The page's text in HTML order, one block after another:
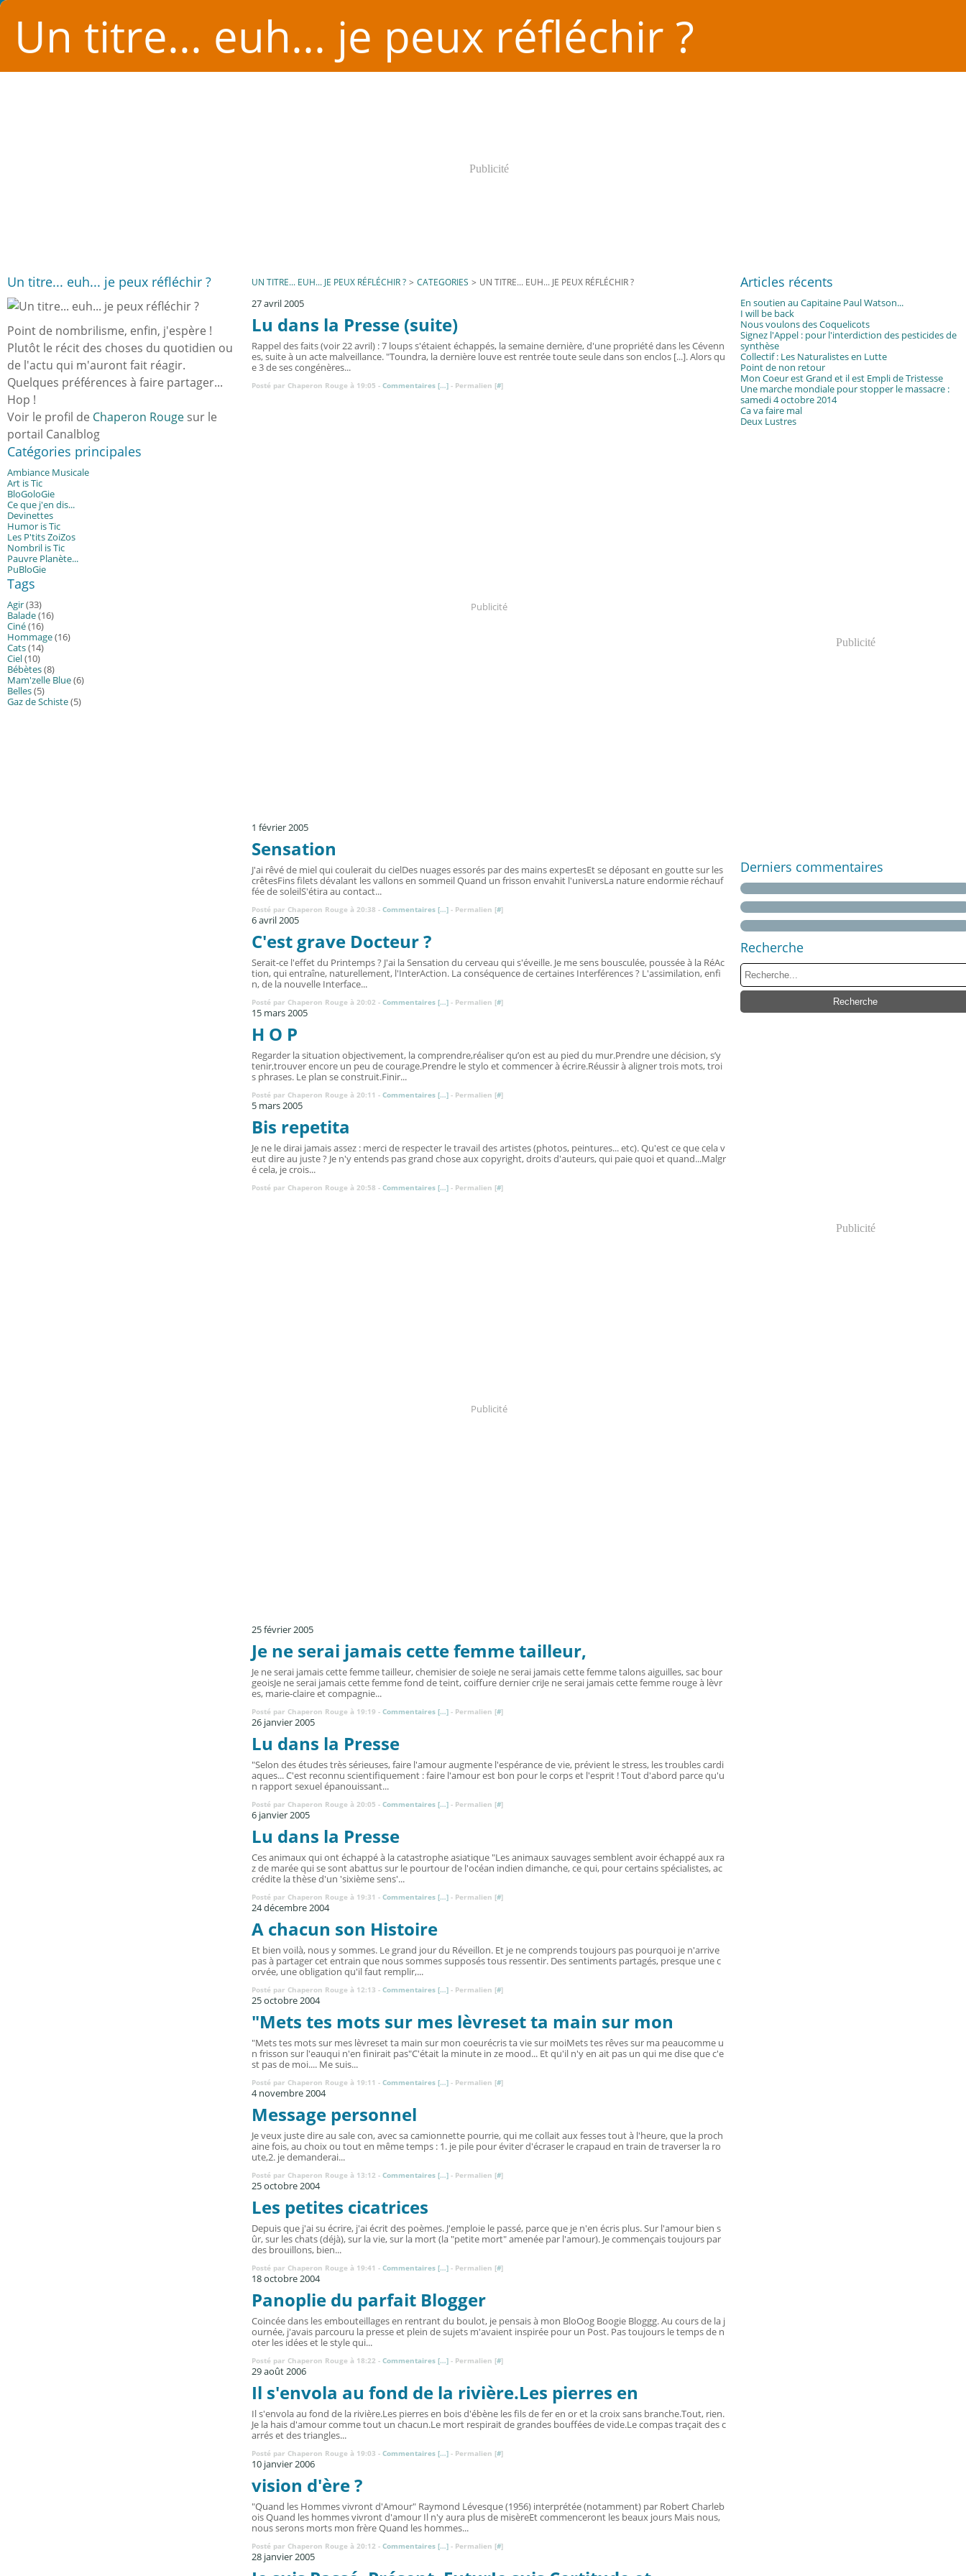
Un titre... euh... je peux réfléchir ?
Publicité
Un titre... euh... je peux réfléchir ?
Point de nombrilisme, enfin, j'espère !
Plutôt le récit des choses du quotidien ou
de l'actu qui m'auront fait réagir.
Quelques préférences à faire partager...
Hop !
Voir le profil de Chaperon Rouge sur le
portail Canalblog
Catégories principales
Ambiance Musicale
Art is Tic
BloGoloGie
Ce que j'en dis...
Devinettes
Humor is Tic
Les P'tits ZoiZos
Nombril is Tic
Pauvre Planète...
PuBloGie
Tags
Agir(33)
Balade(16)
Ciné(16)
Hommage(16)
Cats(14)
Ciel(10)
Bébètes(8)
Mam'zelle Blue(6)
Belles(5)
Gaz de Schiste(5)
UN TITRE... EUH... JE PEUX RÉFLÉCHIR ? > CATEGORIES > UN TITRE... EUH... JE PEUX RÉFLÉCHIR ?
27 avril 2005
Lu dans la Presse (suite)
Rappel des faits (voir 22 avril) : 7 loups s'étaient échappés, la semaine dernière, d'une propriété dans les Cévenn
es, suite à un acte malveillance. "Toundra, la dernière louve est rentrée toute seule dans son enclos [...]. Alors qu
e 3 de ses congénères...
Posté par Chaperon Rouge à 19:05 - Commentaires […] - Permalien [#]
Publicité
1 février 2005
Sensation
J'ai rêvé de miel qui coulerait du cielDes nuages essorés par des mains expertesEt se déposant en goutte sur les
crêtesFins filets dévalant les vallons en sommeil Quand un frisson envahit l'universLa nature endormie réchauf
fée de soleilS'étira au contact...
Posté par Chaperon Rouge à 20:38 - Commentaires […] - Permalien [#]
6 avril 2005
C'est grave Docteur ?
Serait-ce l'effet du Printemps ? J'ai la Sensation du cerveau qui s'éveille. Je me sens bousculée, poussée à la RéAc
tion, qui entraîne, naturellement, l'InterAction. La conséquence de certaines Interférences ? L'assimilation, enfi
n, de la nouvelle Interface...
Posté par Chaperon Rouge à 20:02 - Commentaires […] - Permalien [#]
15 mars 2005
H O P
Regarder la situation objectivement, la comprendre,réaliser qu’on est au pied du mur.Prendre une décision, s’y
tenir,trouver encore un peu de courage.Prendre le stylo et commencer à écrire.Réussir à aligner trois mots, troi
s phrases. Le plan se construit.Finir...
Posté par Chaperon Rouge à 20:11 - Commentaires […] - Permalien [#]
5 mars 2005
Bis repetita
Je ne le dirai jamais assez : merci de respecter le travail des artistes (photos, peintures... etc). Qu'est ce que cela v
eut dire au juste ? Je n'y entends pas grand chose aux copyright, droits d'auteurs, qui paie quoi et quand...Malgr
é cela, je crois...
Posté par Chaperon Rouge à 20:58 - Commentaires […] - Permalien [#]
Publicité
25 février 2005
Je ne serai jamais cette femme tailleur,
Je ne serai jamais cette femme tailleur, chemisier de soieJe ne serai jamais cette femme talons aiguilles, sac bour
geoisJe ne serai jamais cette femme fond de teint, coiffure dernier criJe ne serai jamais cette femme rouge à lèvr
es, marie-claire et compagnie...
Posté par Chaperon Rouge à 19:19 - Commentaires […] - Permalien [#]
26 janvier 2005
Lu dans la Presse
"Selon des études très sérieuses, faire l'amour augmente l'espérance de vie, prévient le stress, les troubles cardi
aques... C'est reconnu scientifiquement : faire l'amour est bon pour le corps et l'esprit ! Tout d'abord parce qu'u
n rapport sexuel épanouissant...
Posté par Chaperon Rouge à 20:05 - Commentaires […] - Permalien [#]
6 janvier 2005
Lu dans la Presse
Ces animaux qui ont échappé à la catastrophe asiatique "Les animaux sauvages semblent avoir échappé aux ra
z de marée qui se sont abattus sur le pourtour de l'océan indien dimanche, ce qui, pour certains spécialistes, ac
crédite la thèse d'un 'sixième sens'...
Posté par Chaperon Rouge à 19:31 - Commentaires […] - Permalien [#]
24 décembre 2004
A chacun son Histoire
Et bien voilà, nous y sommes. Le grand jour du Réveillon. Et je ne comprends toujours pas pourquoi je n'arrive
pas à partager cet entrain que nous sommes supposés tous ressentir. Des sentiments partagés, presque une c
orvée, une obligation qu'il faut remplir,...
Posté par Chaperon Rouge à 12:13 - Commentaires […] - Permalien [#]
25 octobre 2004
"Mets tes mots sur mes lèvreset ta main sur mon
"Mets tes mots sur mes lèvreset ta main sur mon coeurécris ta vie sur moiMets tes rêves sur ma peaucomme u
n frisson sur l'eauqui n'en finirait pas"C'était la minute in ze mood... Et qu'il n'y en ait pas un qui me dise que c'e
st pas de moi.... Me suis...
Posté par Chaperon Rouge à 19:11 - Commentaires […] - Permalien [#]
4 novembre 2004
Message personnel
Je veux juste dire au sale con, avec sa camionnette pourrie, qui me collait aux fesses tout à l'heure, que la proch
aine fois, au choix ou tout en même temps : 1. je pile pour éviter d'écraser le crapaud en train de traverser la ro
ute,2. je demanderai...
Posté par Chaperon Rouge à 13:12 - Commentaires […] - Permalien [#]
25 octobre 2004
Les petites cicatrices
Depuis que j'ai su écrire, j'ai écrit des poèmes. J'emploie le passé, parce que je n'en écris plus. Sur l'amour bien s
ûr, sur les chats (déjà), sur la vie, sur la mort (la "petite mort" amenée par l'amour). Je commençais toujours par
des brouillons, bien...
Posté par Chaperon Rouge à 19:41 - Commentaires […] - Permalien [#]
18 octobre 2004
Panoplie du parfait Blogger
Coincée dans les embouteillages en rentrant du boulot, je pensais à mon BloOog Boogie Bloggg. Au cours de la j
ournée, j'avais parcouru la presse et plein de sujets m'avaient inspirée pour un Post. Pas toujours le temps de n
oter les idées et le style qui...
Posté par Chaperon Rouge à 18:22 - Commentaires […] - Permalien [#]
29 août 2006
Il s'envola au fond de la rivière.Les pierres en
Il s'envola au fond de la rivière.Les pierres en bois d'ébène les fils de fer en or et la croix sans branche.Tout, rien.
Je la hais d'amour comme tout un chacun.Le mort respirait de grandes bouffées de vide.Le compas traçait des c
arrés et des triangles...
Posté par Chaperon Rouge à 19:03 - Commentaires […] - Permalien [#]
10 janvier 2006
vision d'ère ?
"Quand les Hommes vivront d'Amour" Raymond Lévesque (1956) interprétée (notamment) par Robert Charleb
ois Quand les hommes vivront d'amour Il n'y aura plus de misèreEt commenceront les beaux jours Mais nous,
nous serons morts mon frère Quand les hommes...
Posté par Chaperon Rouge à 20:12 - Commentaires […] - Permalien [#]
28 janvier 2005
Articles récents
En soutien au Capitaine Paul Watson...
I will be back
Nous voulons des Coquelicots
Signez l'Appel : pour l'interdiction des pesticides de
synthèse
Collectif : Les Naturalistes en Lutte
Point de non retour
Mon Coeur est Grand et il est Empli de Tristesse
Une marche mondiale pour stopper le massacre :
samedi 4 octobre 2014
Ca va faire mal
Deux Lustres
Publicité
Derniers commentaires
Recherche
Publicité